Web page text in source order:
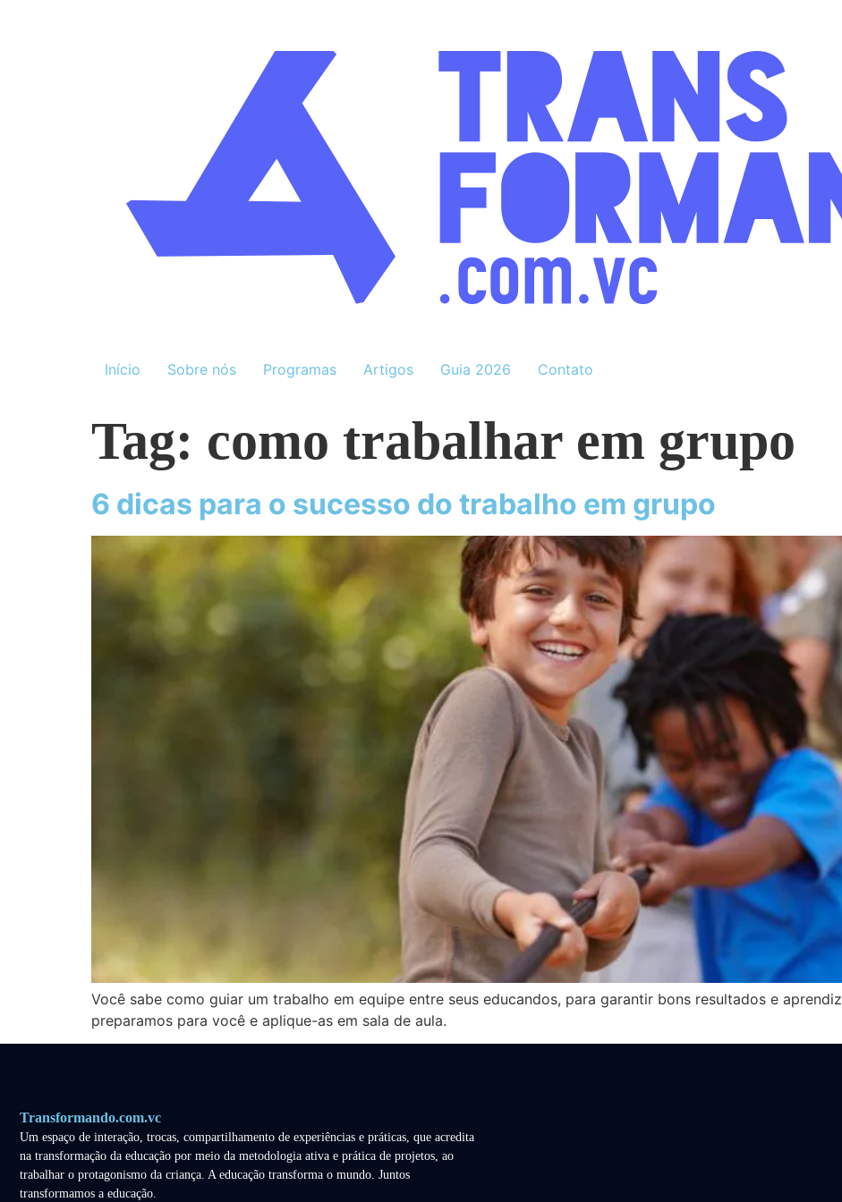
Início Sobre nós Programas Artigos Guia 2026 Contato
Tag: como trabalhar em grupo
6 dicas para o sucesso do trabalho em grupo
Você sabe como guiar um trabalho em equipe entre seus educandos, para garantir bons resultados e
preparamos para você e aplique-as em sala de aula.
Transformando.com.vc
Um espaço de interação, trocas, compartilhamento de experiências e práticas, que acredita
na transformação da educação por meio da metodologia ativa e prática de projetos, ao
trabalhar o protagonismo da criança. A educação transforma o mundo. Juntos
transformamos a educação.